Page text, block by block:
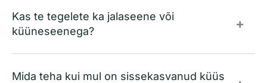
Kas te tegelete ka jalaseene või
küüneseenega?
Mida teha kui mul on sissekasvanud küüs